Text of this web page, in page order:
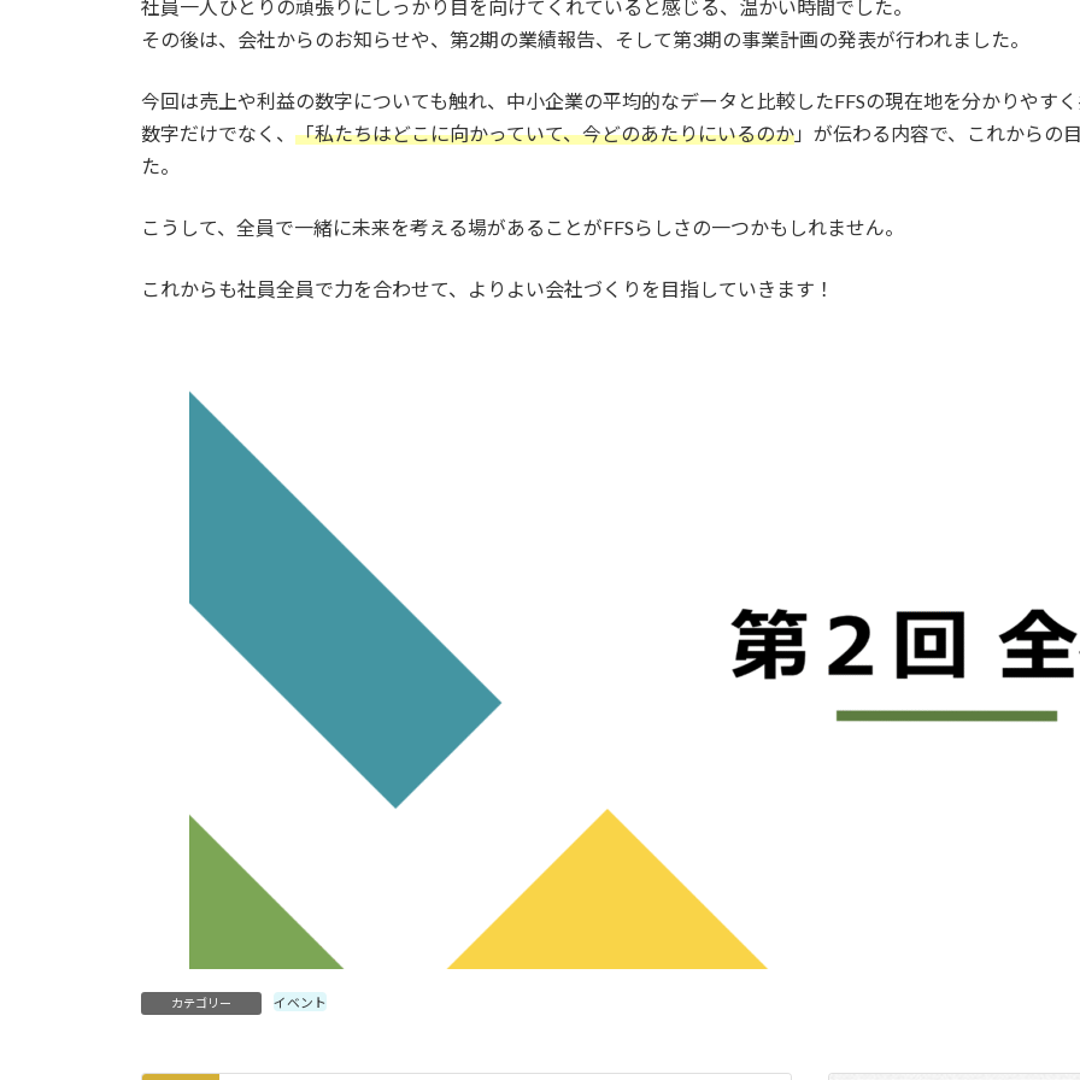
社員一人ひとりの頑張りにしっかり目を向けてくれていると感じる、温かい時間でした。
その後は、会社からのお知らせや、第2期の業績報告、そして第3期の事業計画の発表が行われました。
今回は売上や利益の数字についても触れ、中小企業の平均的なデータと比較したFFSの現在地を分かりやす
数字だけでなく、 「私たちはどこに向かっていて、今どのあたりにいるのか 」が伝わる内容で、これからの
た。
こうして、全員で一緒に未来を考える場があることがFFSらしさの一つかもしれません。
これからも社員全員で力を合わせて、よりよい会社づくりを目指していきます！
カテゴリー イベント